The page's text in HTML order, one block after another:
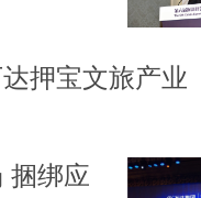
押宝文旅产业
捆绑应